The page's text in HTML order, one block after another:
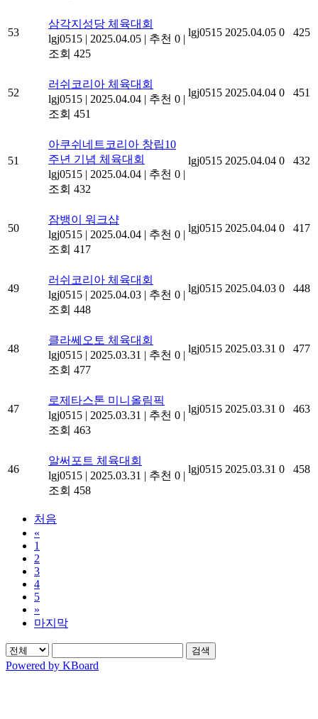
53
삼각지성당 체육대회
lgj0515 | 2025.04.05 | 추천 0 |
조회 425
lgj0515 2025.04.05 0 425
52
러쉬코리아 체육대회
lgj0515 | 2025.04.04 | 추천 0 |
조회 451
lgj0515 2025.04.04 0 451
51
아쿠쉬네트코리아 창립10
주년 기념 체육대회
lgj0515 | 2025.04.04 | 추천 0 |
조회 432
lgj0515 2025.04.04 0 432
50
잠뱅이 워크샵
lgj0515 | 2025.04.04 | 추천 0 |
조회 417
lgj0515 2025.04.04 0 417
49
러쉬코리아 체육대회
lgj0515 | 2025.04.03 | 추천 0 |
조회 448
lgj0515 2025.04.03 0 448
48
클라쎄오토 체육대회
lgj0515 | 2025.03.31 | 추천 0 |
조회 477
lgj0515 2025.03.31 0 477
47
로제타스톤 미니올림픽
lgj0515 | 2025.03.31 | 추천 0 |
조회 463
lgj0515 2025.03.31 0 463
46
알써포트 체육대회
lgj0515 | 2025.03.31 | 추천 0 |
조회 458
lgj0515 2025.03.31 0 458
처음
«
1
2
3
4
5
»
마지막
검색
Powered by KBoard